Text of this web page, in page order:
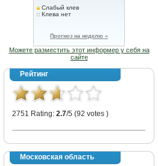
Слабый клев
Клева нет
Прогноз на неделю »
Можете разместить этот информер у себя на
сайте
Рейтинг
2751 Rating: 2.7/5 (92 votes )
Московская область